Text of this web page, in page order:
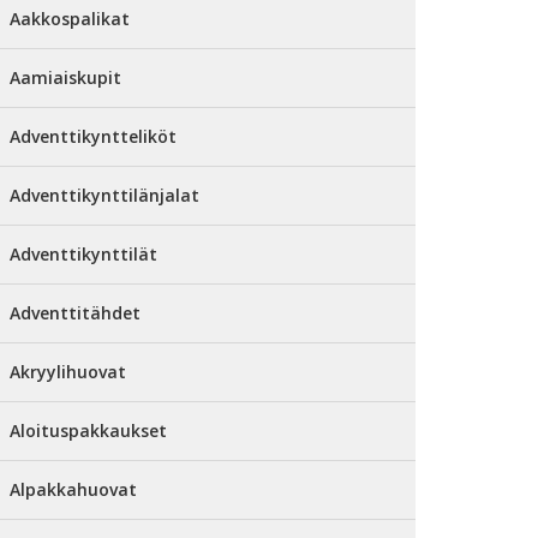
Aakkospalikat
Aamiaiskupit
Adventtikyntteliköt
Adventtikynttilänjalat
Adventtikynttilät
Adventtitähdet
Akryylihuovat
Aloituspakkaukset
Alpakkahuovat